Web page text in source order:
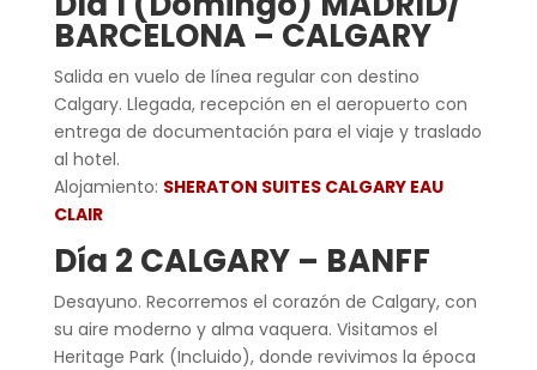
BARCELONA – CALGARY
Salida en vuelo de línea regular con destino
Calgary. Llegada, recepción en el aeropuerto con
entrega de documentación para el viaje y traslado
al hotel.
Alojamiento: SHERATON SUITES CALGARY EAU
CLAIR
Día 2 CALGARY – BANFF
Desayuno. Recorremos el corazón de Calgary, con
su aire moderno y alma vaquera. Visitamos el
Heritage Park (Incluido), donde revivimos la época